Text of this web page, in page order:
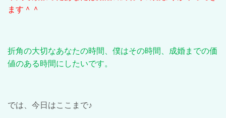
ます＾＾
折角の大切なあなたの時間、僕はその時間、成婚までの価
値のある時間にしたいです。
では、今日はここまで♪